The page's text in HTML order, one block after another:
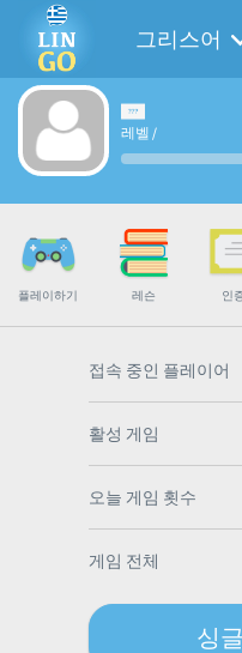
그리스어
레벨 /
플레이하기 레슨 인
접속 중인 플레이어
활성 게임
오늘 게임 횟수
게임 전체
싱